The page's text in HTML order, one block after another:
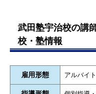
せ
玉
県
新越谷
問合
埼
県
川越校
問合
埼
武田塾宇治校の講
校・塾情報
雇用形態 アルバイト